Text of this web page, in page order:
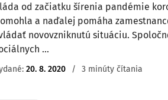
od začiatku šírenia pandémie
a naďalej pomáha
novovzniknutú situáciu.
...
20. 8. 2020 / 3 minúty čítania